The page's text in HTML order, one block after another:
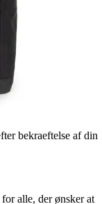
bekraeftelse af din
alle, der ønsker at